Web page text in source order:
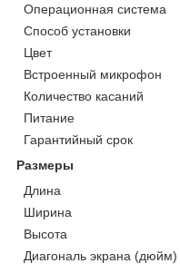
Операционная система
Способ установки
Цвет
Встроенный микрофон
Количество касаний
Питание
Гарантийный срок
Размеры
Длина
Ширина
Высота
Диагональ экрана (дюйм)